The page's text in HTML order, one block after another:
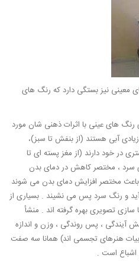
معینی نیز بستگی دارد که رنگ های
رنگ های عینی با اثرات ذهنی شان مورد
آبی هستند (از بنفش تا سبز)،
در خود دارند (از مغز پسته ای تا
سرد ، مختصر کاهش در دمای بدن
مختصر افزایش دمای بدن می شوند
و رنگ سرد پس می نشیند . بسیاری از
تصویری بهره گرفته اند . منشأ
، پس روندگی ، وزن و اندازه
هنرهای تجسمی اند) همانا سه صفت
اشباع است .